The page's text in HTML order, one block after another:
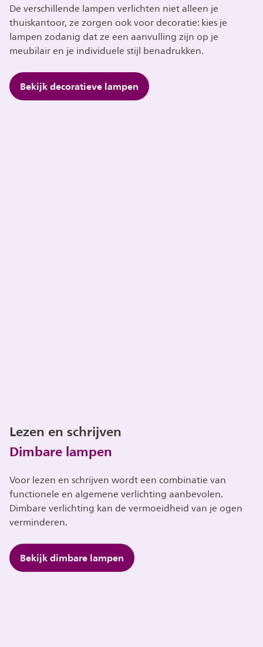
De verschillende lampen verlichten niet alleen je
thuiskantoor, ze zorgen ook voor decoratie: kies je
lampen zodanig dat ze een aanvulling zijn op je
meubilair en je individuele stijl benadrukken.
Bekijk decoratieve lampen
Lezen en schrijven
Dimbare lampen
Voor lezen en schrijven wordt een combinatie van
functionele en algemene verlichting aanbevolen.
Dimbare verlichting kan de vermoeidheid van je ogen
verminderen.
Bekijk dimbare lampen